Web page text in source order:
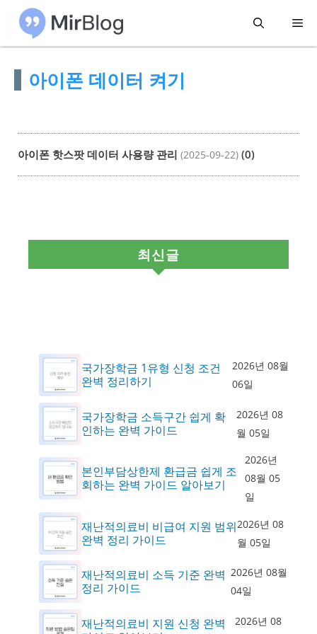
메
아이폰 데이터 켜기
아이폰 핫스팟 데이터 사용량 관리 (2025-09-22) (0)
최신글
국가장학금 1유형 신청 조건
완벽 정리하기
2026년 08월
06일
국가장학금 소득구간 쉽게 확
인하는 완벽 가이드
2026년 08
월 05일
본인부담상한제 환급금 쉽게 조
회하는 완벽 가이드 알아보기
2026년
08월 05
일
재난적의료비 비급여 지원 범위
완벽 정리 가이드
2026년 08
월 05일
재난적의료비 소득 기준 완벽
정리 가이드
2026년 08월
04일
재난적의료비 지원 신청 완벽
2026년 08